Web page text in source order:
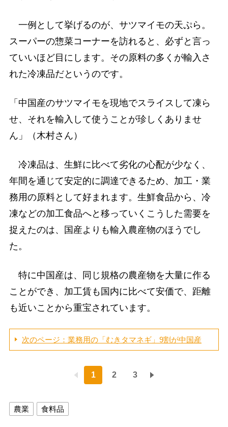
一例として挙げるのが、サツマイモの天ぷら。
スーパーの惣菜コーナーを訪れると、必ずと言っ
ていいほど目にします。その原料の多くが輸入さ
れた冷凍品だというのです。
「中国産のサツマイモを現地でスライスして凍ら
せ、それを輸入して使うことが珍しくありませ
ん」（木村さん）
冷凍品は、生鮮に比べて劣化の心配が少なく、
年間を通じて安定的に調達できるため、加工・業
務用の原料として好まれます。生鮮食品から、冷
凍などの加工食品へと移っていくこうした需要を
捉えたのは、国産よりも輸入農産物のほうでし
た。
特に中国産は、同じ規格の農産物を大量に作る
ことができ、加工賃も国内に比べて安価で、距離
も近いことから重宝されています。
次のページ：業務用の「むきタマネギ」9割が中国産
1 2 3
農業 食料品